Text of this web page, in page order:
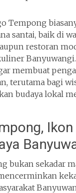
Tempong
santai, baik di
restoran
Banyuwangi.
membuat
terutama bagi
budaya lokal
bukan sekadar